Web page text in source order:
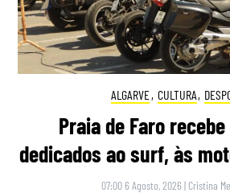
ALGARVE, CULTURA,
Praia de Faro
dedicados ao surf, às
07:00 6 Agosto, 2026 | Cristina